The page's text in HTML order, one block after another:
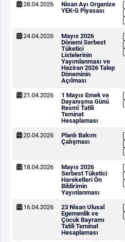
28.04.2026
Nisan Ayı Organize
YEK-G Piyasası
24.04.2026
Mayıs 2026
Dönemi Serbest
Tüketici
Listelerinin
Yayımlanması ve
Haziran 2026 Talep
Döneminin
Açılması
21.04.2026
1 Mayıs Emek ve
Dayanışma Günü
Resmî Tatili
Teminat
Hesaplaması
20.04.2026
Planlı Bakım
Çalışması
18.04.2026
Mayıs 2026
Serbest Tüketici
Hareketleri Ön
Bildirimin
Yayınlanması
16.04.2026
23 Nisan Ulusal
Egemenlik ve
Çocuk Bayramı
Tatili Teminat
Hesaplaması